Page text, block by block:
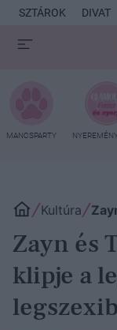
SZTÁROK DIVAT
MANCSPARTY
Kultúra
Zayn és
klipje a